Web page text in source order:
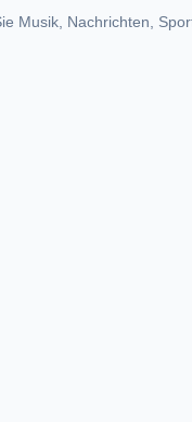
Musik, Nachrichten,